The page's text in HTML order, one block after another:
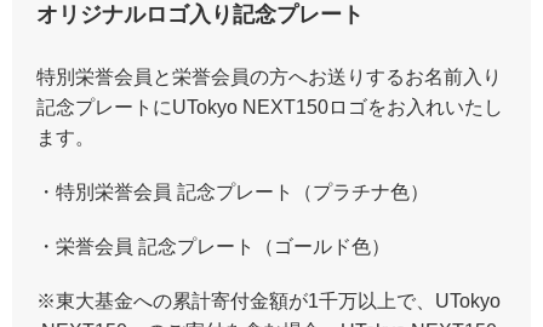
オリジナルロゴ入り記念プレート
特別栄誉会員と栄誉会員の方へお送りするお名前入り
記念プレートにUTokyo NEXT150ロゴをお入れいたし
ます。
・特別栄誉会員 記念プレート（プラチナ色）
・栄誉会員 記念プレート（ゴールド色）
※東大基金への累計寄付金額が1千万以上で、UTokyo